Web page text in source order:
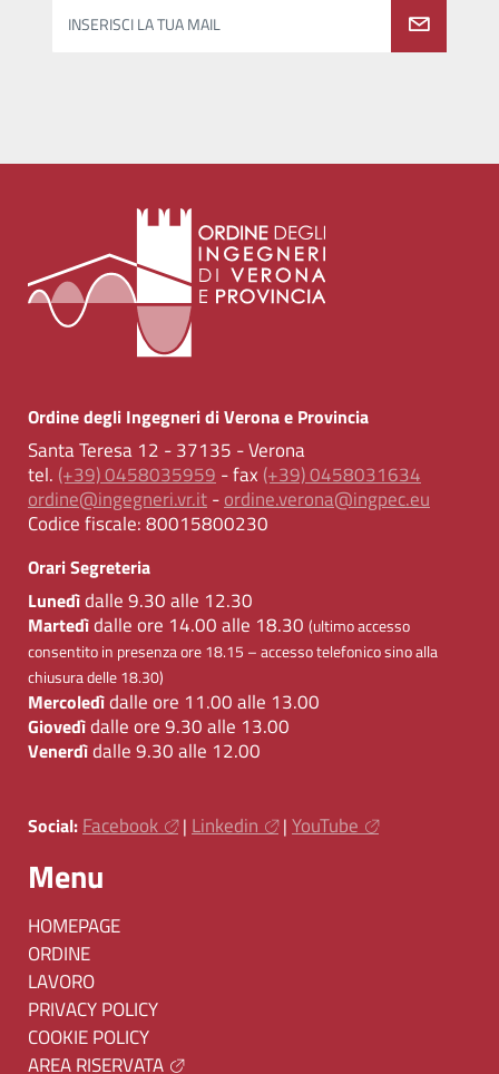
INSERISCI LA TUA MAIL
Ordine degli Ingegneri di Verona e Provincia
Santa Teresa 12 - 37135 - Verona
tel. (+39) 0458035959 - fax (+39) 0458031634
ordine@ingegneri.vr.it-ordine.verona@ingpec.eu
Codice fiscale:80015800230
Orari Segreteria
Lunedìdalle 9.30 alle 12.30
Martedìdalle ore 14.00 alle 18.30 (ultimo accesso
consentito in presenza ore 18.15 – accesso telefonico sino alla
chiusura delle 18.30)
Mercoledìdalle ore 11.00 alle 13.00
Giovedìdalle ore 9.30 alle 13.00
Venerdìdalle 9.30 alle 12.00
Social: Facebook | Linkedin | YouTube
Menu
HOMEPAGE
ORDINE
LAVORO
PRIVACY POLICY
COOKIE POLICY
AREA RISERVATA